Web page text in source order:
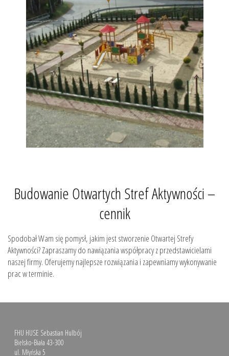
Budowanie Otwartych Stref Aktywności –
cennik
Spodobał Wam się pomysł, jakim jest stworzenie Otwartej Strefy
Aktywności? Zapraszamy do nawiązania współpracy z przedstawicielami
naszej firmy. Oferujemy najlepsze rozwiązania i zapewniamy wykonywanie
prac w terminie.
FHU HUSE Sebastian Hulbój
Bielsko-Biała 43-300
ul. Młyńska 5